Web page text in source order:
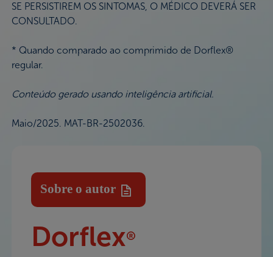
SE PERSISTIREM OS SINTOMAS, O MÉDICO DEVERÁ SER
CONSULTADO.
* Quando comparado ao comprimido de Dorflex®
regular.
Conteúdo gerado usando inteligência artificial.
Maio/2025. MAT-BR-2502036.
Sobre o autor
Dorflex®